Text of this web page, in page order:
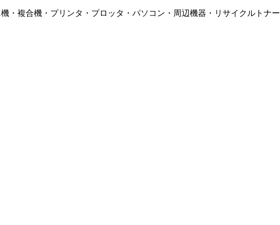
複合機・プリンタ・プロッタ・パソコン・周辺機器・リサイクルトナー